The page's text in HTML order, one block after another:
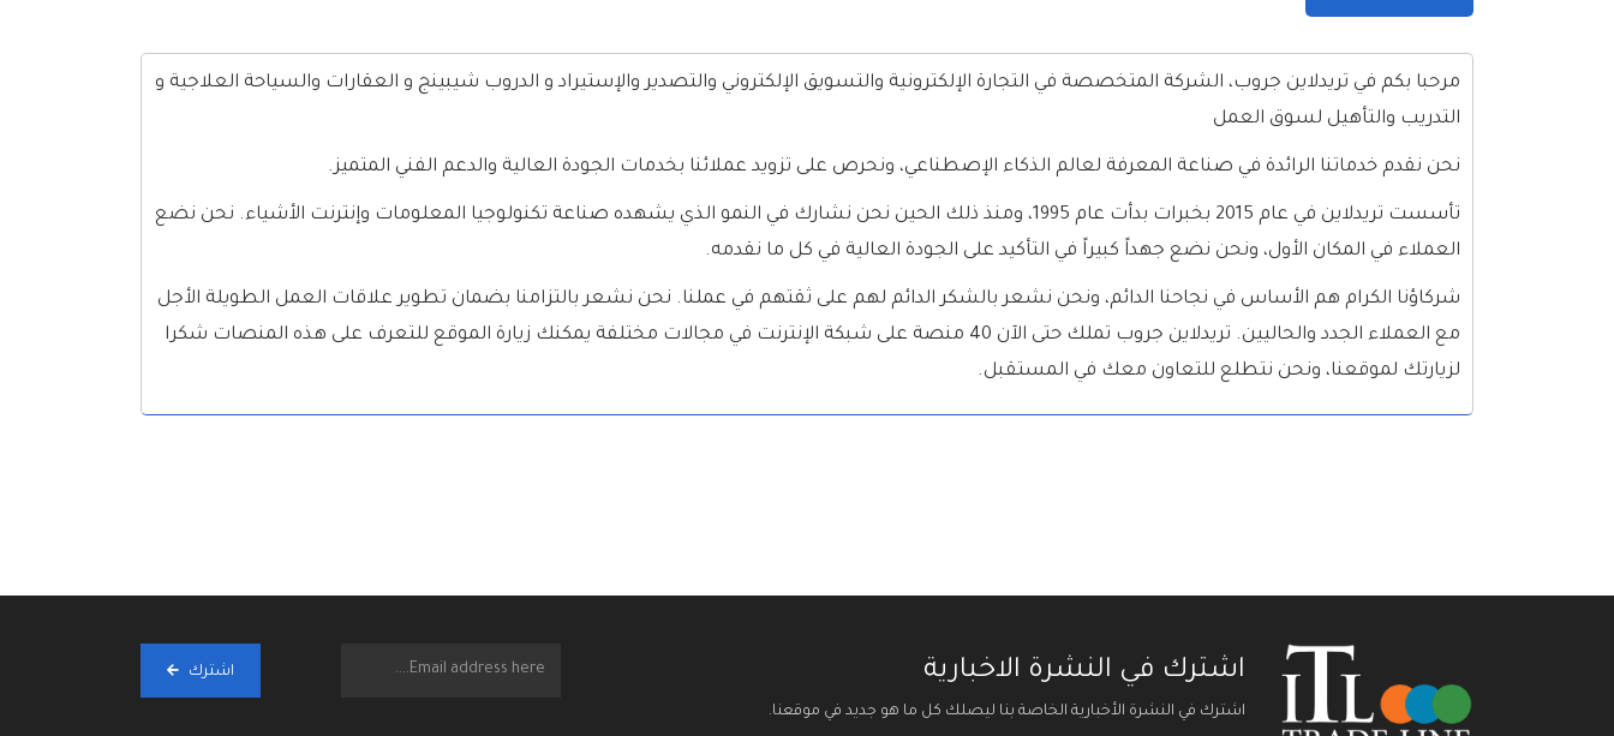
مرحبا بكم في تريدلاين جروب، الشركة المتخصصة في التجارة الإلكترونية والتسويق الإلكتروني والتصدير والإستيراد و الدروب شيبينج و العقارات والسياحة العلاجية و
التدريب والتأهيل لسوق العمل
نحن نقدم خدماتنا الرائدة في صناعة المعرفة لعالم الذكاء الإصطناعي، ونحرص على تزويد عملائنا بخدمات الجودة العالية والدعم الفني المتميز.
تأسست تريدلاين في عام 2015 بخبرات بدأت عام 1995، ومنذ ذلك الحين نحن نشارك في النمو الذي يشهده صناعة تكنولوجيا المعلومات وإنترنت الأشياء. نحن نضع
العملاء في المكان الأول، ونحن نضع جهداً كبيراً في التأكيد على الجودة العالية في كل ما نقدمه.
شركاؤنا الكرام هم الأساس في نجاحنا الدائم، ونحن نشعر بالشكر الدائم لهم على ثقتهم في عملنا. نحن نشعر بالتزامنا بضمان تطوير علاقات العمل الطويلة الأجل
مع العملاء الجدد والحاليين. تريدلاين جروب تملك حتى الآن 40 منصة على شبكة الإنترنت في مجالات مختلفة يمكنك زيارة الموقع للتعرف على هذه المنصات شكرا
لزيارتك لموقعنا، ونحن نتطلع للتعاون معك في المستقبل.
اشترك في النشرة الاخبارية
اشترك في النشرة الأخبارية الخاصة بنا ليصلك كل ما هو جديد في موقعنا.
اشترك